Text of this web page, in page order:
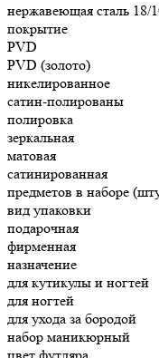
нержавеющая сталь 18/
покрытие
PVD
PVD (золото)
никелированное
сатин-полированы
полировка
зеркальная
матовая
сатинированная
предметов в наборе
вид упаковки
подарочная
фирменная
назначение
для кутикулы и ногтей
для ногтей
для ухода за бородой
набор маникюрный